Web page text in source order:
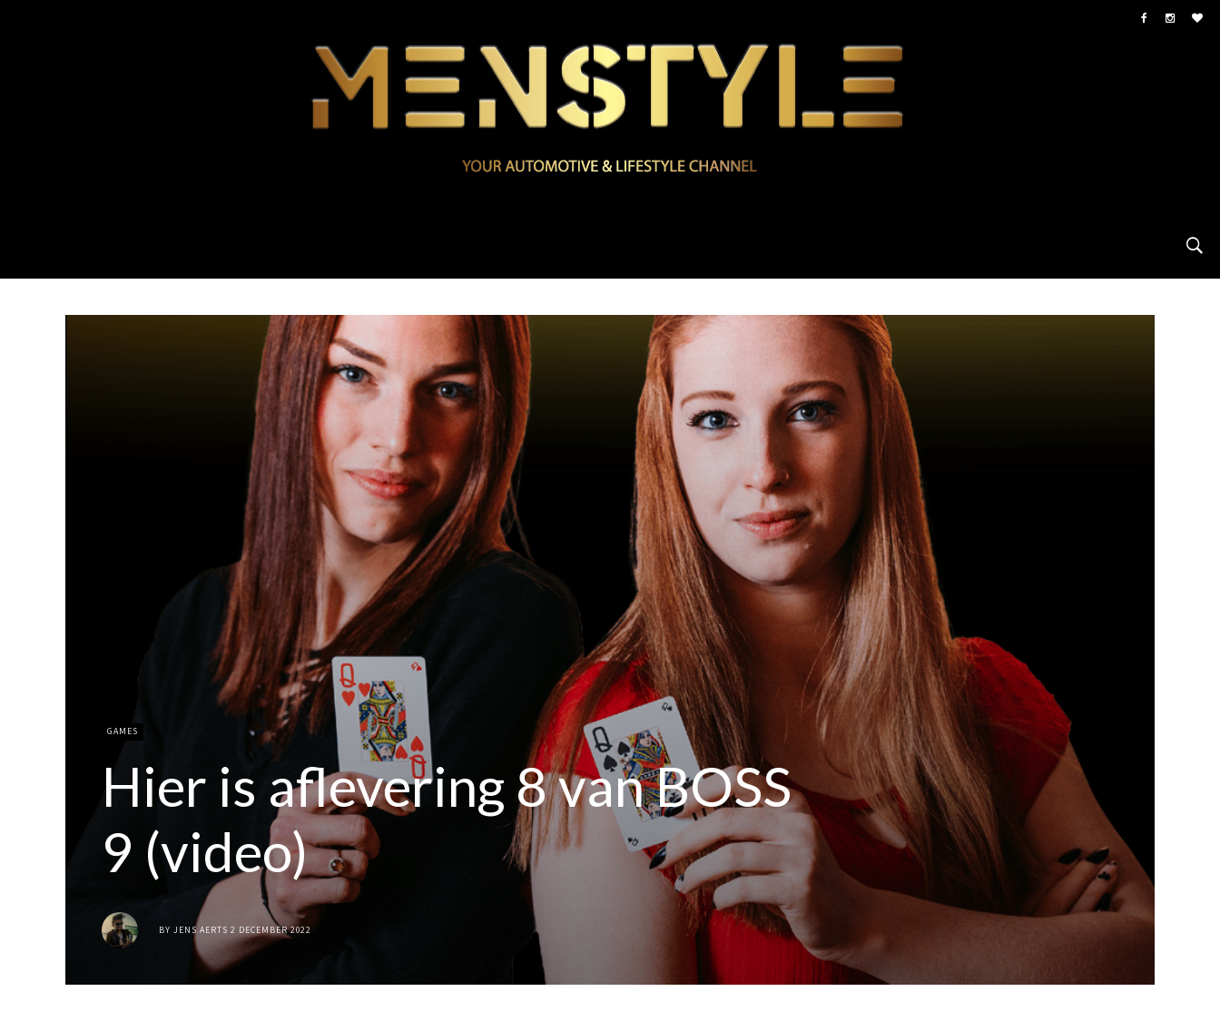
GAMES
Hier is aflevering 8 van BOSS
9 (video)
BY JENS AERTS 2 DECEMBER 2022